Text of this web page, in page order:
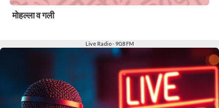
मोहल्ला व गली
Live Radio - 90.8 FM